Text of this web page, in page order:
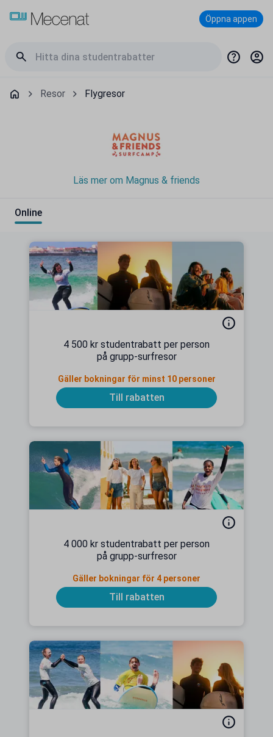
Öppna appen
Resor Flygresor
Läs mer om Magnus & friends
Online
4 500 kr studentrabatt per person
på grupp-surfresor
Gäller bokningar för minst 10 personer
Till rabatten
4 000 kr studentrabatt per person
på grupp-surfresor
Gäller bokningar för 4 personer
Till rabatten